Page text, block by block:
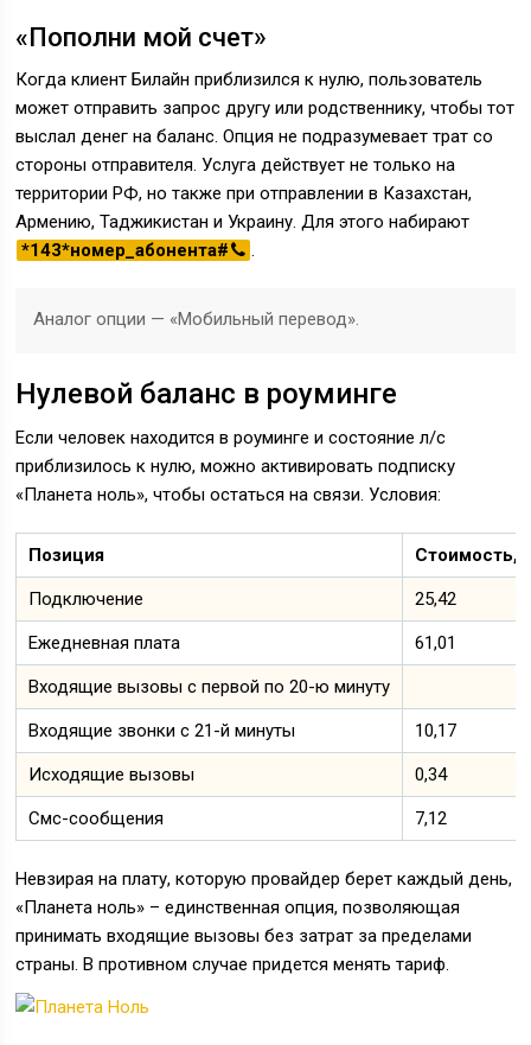
«Пополни мой счет»
Когда клиент Билайн приблизился к нулю, пользователь
может отправить запрос другу или родственнику, чтобы тот
выслал денег на баланс. Опция не подразумевает трат со
стороны отправителя. Услуга действует не только на
территории РФ, но также при отправлении в Казахстан,
Армению, Таджикистан и Украину. Для этого набирают
*143*номер_абонента#
.
Аналог опции — «Мобильный перевод».
Нулевой баланс в роуминге
Если человек находится в роуминге и состояние л/с
приблизилось к нулю, можно активировать подписку
«Планета ноль», чтобы остаться на связи. Условия:
Позиция Стоимость,
Подключение 25,42
Ежедневная плата 61,01
Входящие вызовы с первой по 20-ю минуту
Входящие звонки с 21-й минуты 10,17
Исходящие вызовы 0,34
Смс-сообщения 7,12
Невзирая на плату, которую провайдер берет каждый день,
«Планета ноль» – единственная опция, позволяющая
принимать входящие вызовы без затрат за пределами
страны. В противном случае придется менять тариф.